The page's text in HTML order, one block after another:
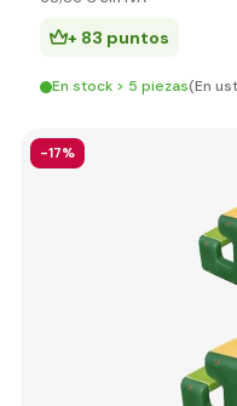
+ 83 puntos
En stock > 5 piezas(En
-17%